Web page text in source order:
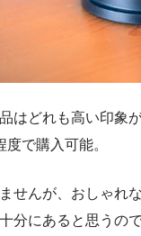
はどれも高い印象
で購入可能。
せんが、おしゃれ
分にあると思うの